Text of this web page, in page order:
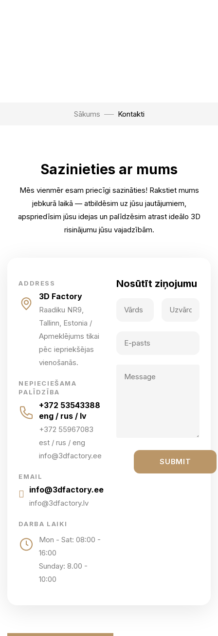
Sākums Kontakti
Sazinieties ar mums
Mēs vienmēr esam priecīgi sazināties! Rakstiet mums
jebkurā laikā — atbildēsim uz jūsu jautājumiem,
apspriedīsim jūsu idejas un palīdzēsim atrast ideālo 3D
risinājumu jūsu vajadzībām.
ADDRESS
3D Factory
Raadiku NR9,
Tallinn, Estonia /
Apmeklējums tikai
pēc iepriekšējas
vienošanās.
NEPIECIEŠAMA
PALĪDZĪBA
+372 53543388
eng / rus / lv
+372 55967083
est / rus / eng
info@3dfactory.ee
EMAIL
info@3dfactory.ee
info@3dfactory.lv
DARBA LAIKI
Mon - Sat: 08:00 -
16:00
Sunday: 8.00 -
10:00
Nosūtīt ziņojumu